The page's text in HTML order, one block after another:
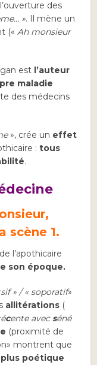
des
». Il mène un
(«Ah monsieur
est l’auteur
maladie
des médecins
», crée un effet
:tous
.
scène 1.
l’apothicaire
son époque.
» / « soporatif»
allitérations (
cente avecséné
(proximité de
montrent que
plus poétique